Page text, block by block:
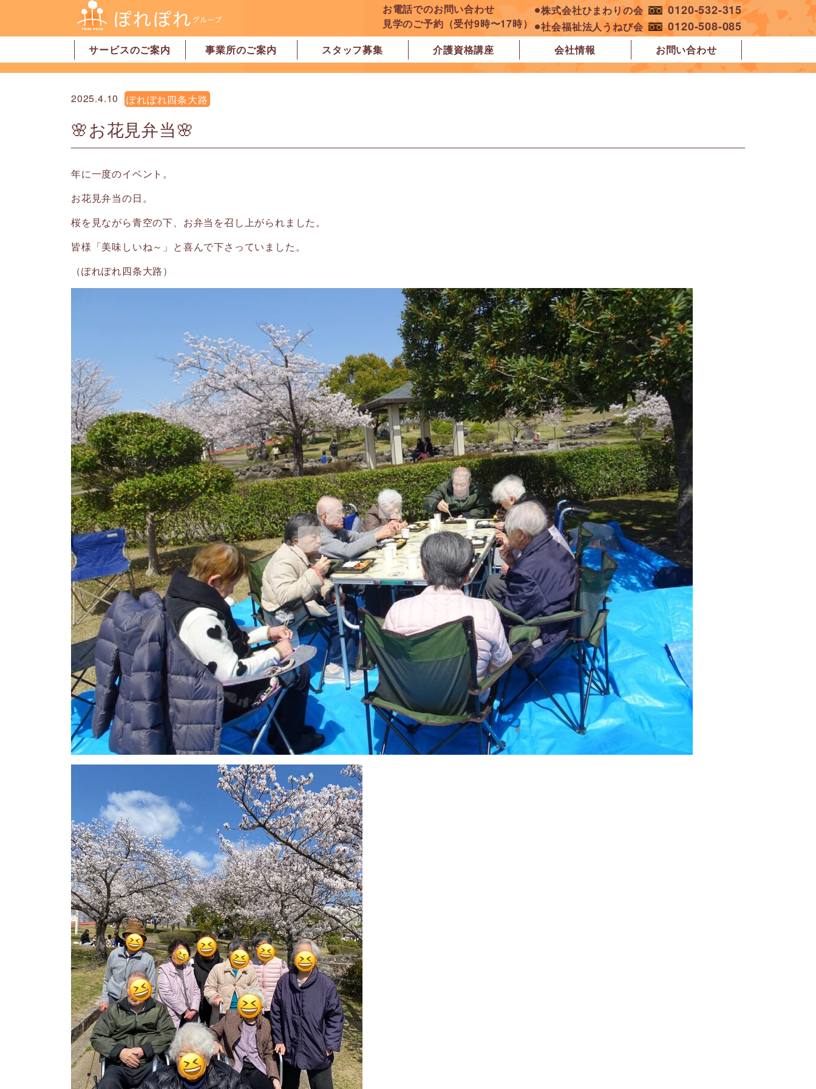
お電話でのお問い合わせ
見学のご予約（受付9時〜17時）
⚫︎株式会社ひまわりの会 0120-532-315
⚫︎社会福祉法人うねび会 0120-508-085
サービスのご案内
居宅介護支援
訪問介護
訪問看護
デイサービス
グループホーム
地域密着型特別養護老人ホーム
ショートステイ
有料老人ホーム
サービス付高齢者向け住宅
家事代行サービス
「認可」小規模保育園
事業所のご案内
事業所一覧・奈良市
ぽれぽれ学園前レジデンス
ぽれぽれ登美ヶ丘
ぽれぽれ四条大路
ぽれぽれ東登美ヶ丘
ぽれぽれケアセンター青山
事業所一覧・橿原市 ぽれぽれ中和
ぽれぽれ橿原在宅支援相談センター
ぽれぽれケアセンター 白橿
ぽれぽれ白橿コンフォート
ぽれぽれ八木西スクエア
橿原市地域包括支援センター北エリア
スタッフ募集 介護資格講座 会社情報 お問い合わせ
2025.4.10 ぽれぽれ四条大路
🌸お花見弁当🌸
年に一度のイベント。
お花見弁当の日。
桜を見ながら青空の下、お弁当を召し上がられました。
皆様「美味しいね～」と喜んで下さっていました。
（ぽれぽれ四条大路）